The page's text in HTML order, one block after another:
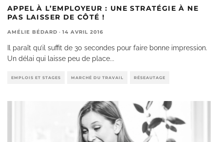
APPEL À L’EMPLOYEUR : UNE STRATÉGIE À NE
PAS LAISSER DE CÔTÉ !
AMÉLIE BÉDARD · 14 AVRIL 2016
Il paraît qu’il suffit de 30 secondes pour faire bonne impression.
Un délai qui laisse peu de place...
EMPLOIS ET STAGES MARCHÉ DU TRAVAIL RÉSEAUTAGE